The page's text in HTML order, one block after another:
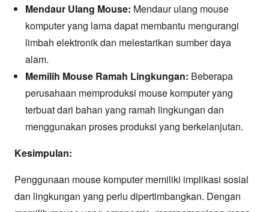
Mendaur Ulang Mouse: Mendaur ulang mouse
komputer yang lama dapat membantu mengurangi
limbah elektronik dan melestarikan sumber daya
alam.
Memilih Mouse Ramah Lingkungan: Beberapa
perusahaan memproduksi mouse komputer yang
terbuat dari bahan yang ramah lingkungan dan
menggunakan proses produksi yang berkelanjutan.
Kesimpulan:
Penggunaan mouse komputer memiliki implikasi sosial
dan lingkungan yang perlu dipertimbangkan. Dengan